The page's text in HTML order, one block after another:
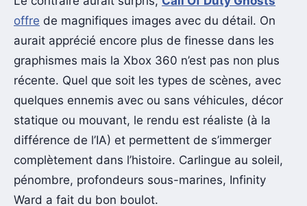
offre de magnifiques images avec du détail. On
aurait apprécié encore plus de finesse dans les
graphismes mais la Xbox 360 n’est pas non plus
récente. Quel que soit les types de scènes, avec
quelques ennemis avec ou sans véhicules, décor
statique ou mouvant, le rendu est réaliste (à la
différence de l’IA) et permettent de s’immerger
complètement dans l’histoire. Carlingue au soleil,
pénombre, profondeurs sous-marines, Infinity
Ward a fait du bon boulot.